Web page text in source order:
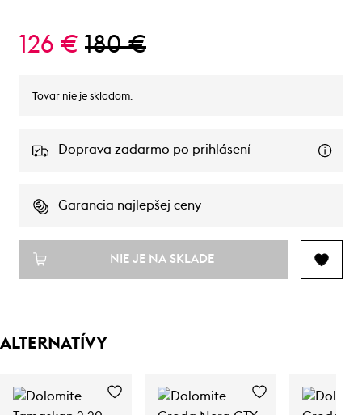
126 € 180 €
Tovar nie je skladom.
Doprava zadarmo po prihlásení
Garancia najlepšej ceny
NIE JE NA SKLADE
ALTERNATÍVY